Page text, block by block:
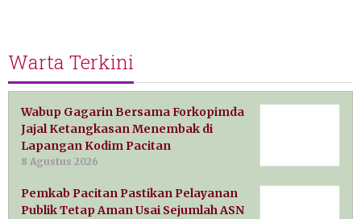
Warta Terkini
Wabup Gagarin Bersama Forkopimda
Jajal Ketangkasan Menembak di
Lapangan Kodim Pacitan
8 Agustus 2026
Pemkab Pacitan Pastikan Pelayanan
Publik Tetap Aman Usai Sejumlah ASN